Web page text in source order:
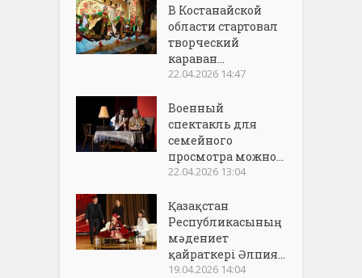
В Костанайской
области стартовал
творческий
караван...
22.04.2026 14:47
Военный
спектакль для
семейного
просмотра можно...
22.04.2026 13:04
Қазақстан
Республикасының
мәдениет
қайраткері Әлпия...
19.04.2026 14:04